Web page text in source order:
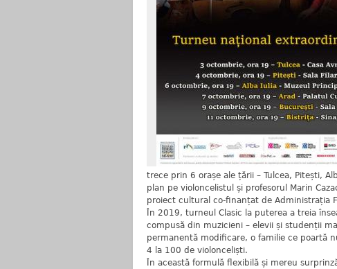
trece prin 6 orașe ale țării – Tulcea, Pitești,
plan pe violoncelistul și profesorul Marin
proiect cultural co-finanțat de Administrația
În 2019, turneul Clasic la puterea a treia
compusă din muzicieni – elevii și studenții
permanentă modificare, o familie ce poartă
4 la 100 de violonceliști.
În această formulă flexibilă și mereu